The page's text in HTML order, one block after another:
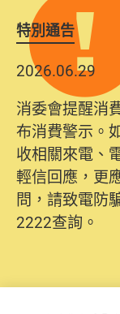
特別通告
2026.06.29
消委會提醒消
布消費警示。
收相關來電、
輕信回應，更
問，請致電防
2222查詢。